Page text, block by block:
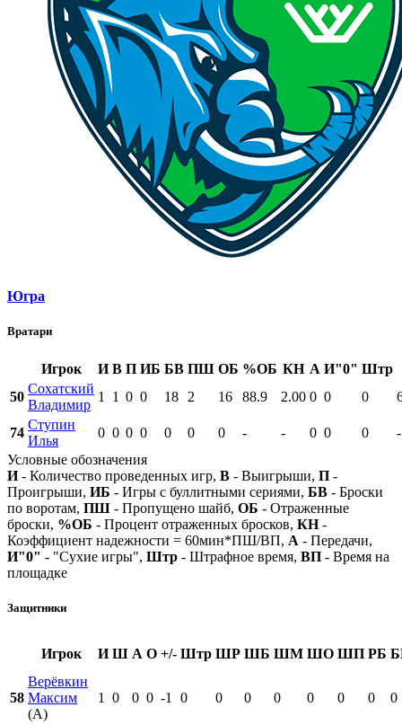
Югра
Вратари
Игрок И В П ИБ БВ ПШ ОБ %ОБ КН А И"0" Штр
50
Сохатский
Владимир
1 1 0 0 18 2 16 88.9 2.00 0 0 0
74
Ступин
Илья
0 0 0 0 0 0 0 - - 0 0 0
-
Условные обозначения
И- Количество проведенных игр, В - Выигрыши, П -
Проигрыши, ИБ - Игры с буллитными сериями, БВ - Броски
по воротам, ПШ - Пропущено шайб, ОБ - Отраженные
броски, %ОБ - Процент отраженных бросков, КН-
Коэффициент надежности = 60мин*ПШ/ВП, А - Передачи,
И"0" - "Сухие игры", Штр - Штрафное время, ВП - Время на
площадке
Защитники
Игрок И Ш А О +/- Штр ШР ШБ ШМ ШО ШП РБ
58
Верёвкин
Максим
(А)
1 0 0 0 -1 0 0 0 0 0 0 0 0